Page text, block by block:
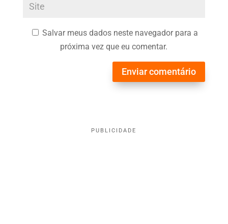
Salvar meus dados neste navegador para a
próxima vez que eu comentar.
Enviar comentário
PUBLICIDADE